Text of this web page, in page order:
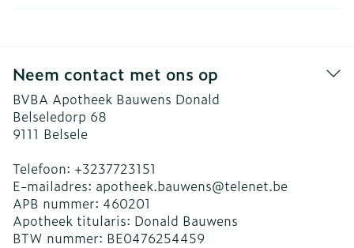
Neem contact met ons op
BVBA Apotheek Bauwens Donald
Belseledorp 68
9111 Belsele
Telefoon: +3237723151
E-mailadres: apotheek.bauwens@telenet.be
APB nummer: 460201
Apotheek titularis: Donald Bauwens
BTW nummer: BE0476254459